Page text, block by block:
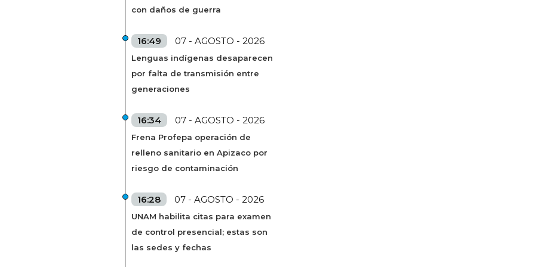
con daños de guerra
16:49 07 - AGOSTO - 2026
Lenguas indígenas desaparecen
por falta de transmisión entre
generaciones
16:34 07 - AGOSTO - 2026
Frena Profepa operación de
relleno sanitario en Apizaco por
riesgo de contaminación
16:28 07 - AGOSTO - 2026
UNAM habilita citas para examen
de control presencial; estas son
las sedes y fechas